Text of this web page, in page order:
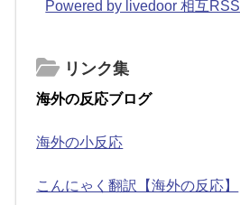
Powered by livedoor 相互RSS
リンク集
海外の反応ブログ
海外の小反応
こんにゃく翻訳【海外の反応】